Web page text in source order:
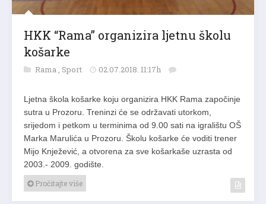
HKK “Rama” organizira ljetnu školu
košarke
Rama Sport 02.07.2018. 11:17h
Ljetna škola košarke koju organizira HKK Rama započinje
sutra u Prozoru. Treninzi će se održavati utorkom,
srijedom i petkom u terminima od 9.00 sati na igralištu OŠ
Marka Marulića u Prozoru. Školu košarke će voditi trener
Mijo Knježević, a otvorena za sve košarkaše uzrasta od
2003.- 2009. godište.
Pročitajte više